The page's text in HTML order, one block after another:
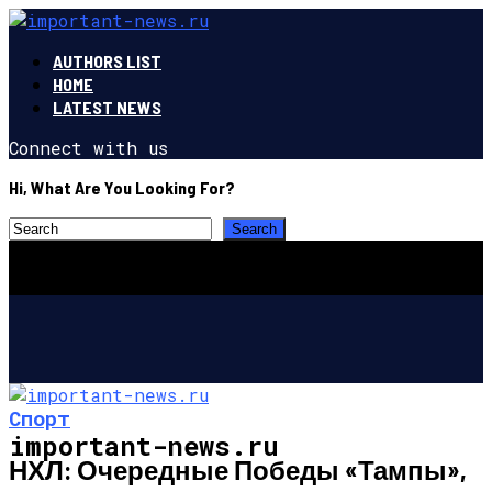
AUTHORS LIST
HOME
LATEST NEWS
Connect with us
Hi, What Are You Looking For?
important-news.ru
Спорт
НХЛ: Очередные Победы «Тампы»,